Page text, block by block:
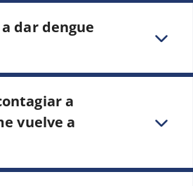
dar dengue
a
vuelve a